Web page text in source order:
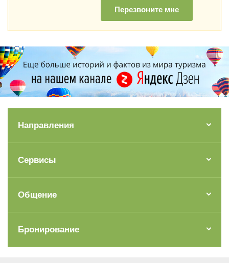
Перезвоните мне
Направления
Сервисы
Общение
Бронирование